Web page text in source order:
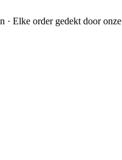
· Elke order gedekt door onze